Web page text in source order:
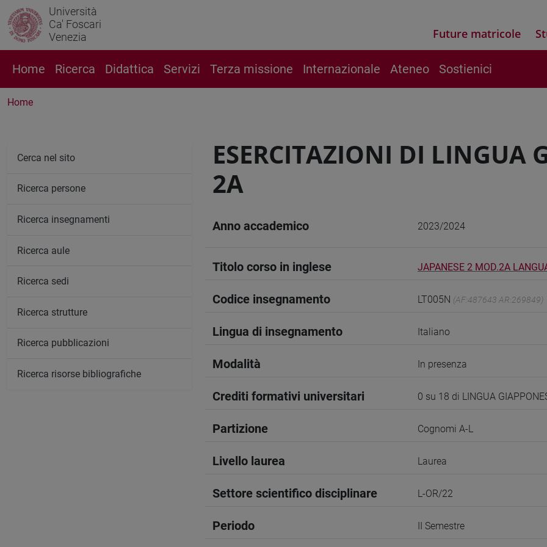
Università
Ca' Foscari
Venezia
Future matricole
Home Ricerca Didattica Servizi Terza missione Internazionale Ateneo Sostienici
Home
ESERCITAZIONI DI LINGUA
2A
Anno accademico 2023/2024
Titolo corso in inglese JAPANESE 2 MOD.2A
Codice insegnamento LT005N (AF:487643 AR:269849)
Lingua di insegnamento Italiano
Modalità In presenza
Crediti formativi universitari 0 su 18 di LINGUA
Partizione Cognomi A-L
Livello laurea Laurea
Settore scientifico disciplinare L-OR/22
Periodo II Semestre
Cerca nel sito
Ricerca persone
Ricerca insegnamenti
Ricerca aule
Ricerca sedi
Ricerca strutture
Ricerca pubblicazioni
Ricerca risorse bibliografiche